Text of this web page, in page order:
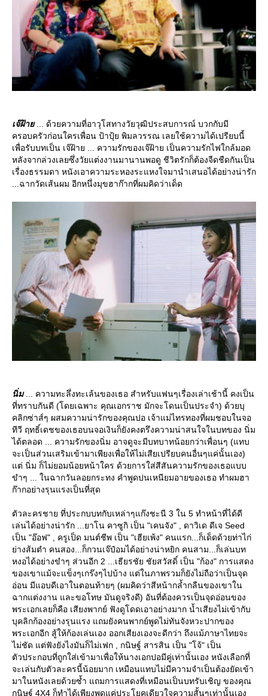
เจ๊ฝ้า... ด้วยความที่อาวุโสทางวัยวุฒิประสบการณ์ บวกกับมี
ครอบครัวก่อนใครเพื่อน ป้าปุ้ย พิมลวรรณ เลยใช้ความได้เปรียบนี้
เพื่อรับบทเป็น เจ๊ฝ้าย ... ความรักของเจ๊ฝ้าย เป็นความรักไฟใกล้มอด
หลังจากล่วงเลยซึ่งวัยแต่งงานมานานพอดู ชีวิตรักก็ต้องจืดชืดกันเป็น
เรื่องธรรมดา หนังเอาความระหองระแหงใจมานำเสนอได้อย่างน่ารัก
...ฉากวัดเส้นผม อีกหนึ่งมุขฮาก๊ากที่ผมคิดว่าเด็ด
นิ่ม... ความทะลึ่งทะเล้นของเธอ สำหรับแฟนๆเรื่องเล่าเช้านี้ คงเป็น
ที่ทราบกันดี (โดยเฉพาะ คุณเอกราช มักจะโดนเป็นประจำ) ด้วยบุ
คลิกซ่าส์ๆ ผสมความน่ารักของคุณปอ เจ้าแม่ไทรทองที่ผมชอบในจอ
ทีวี ฤทธิ์เดชของเธอบนจอเงินก็ยังคงตรึงความน่าสนใจในบทของ นิ่ม
ได้ตลอด ... ความรักของนิ่ม อาจดูจะมีบทบาทน้อยกว่าเพื่อนๆ (แทบ
จะเป็นส่วนเสริมเข้ามาเพียงเพื่อให้ไม่เสียเปรียบคนอื่นๆแค่นั้นเอง)
ต่ นิ่ม ก็ไม่ยอมน้อยหน้าใคร ด้วยการใส่สีสันความรักของเธอแบบ
ขำๆ ... ในฉากวันลอยกระทง คำพูดปนเหนียมอายของเธอ ทำผมฮา
ก๊ากอย่างรุนแรงเป็นที่สุด
ตัวละครชาย ที่ประกบบทกับเหล่าๆแก๊งชะนี 3 ใน 5 ทำหน้าที่ได้ดี
เล่นได้อย่างน่ารัก ...ยาโน คาซูกิ เป็น "เคนจัง" , ดาวิเด ดีเจ Seed
เป็น "อ๊อฟ" , ครูเป็ด มนต์ชีพ เป็น "เฮียเพ้ง" คนแรก...ก็เด็ดด้วยท่าไก่
่างส้มตำ คนสอง...ก็กวนเจ๊ป๋อมได้อย่างน่าหยิก คนสาม...ก็เล่นบท
หงอได้อย่างขำๆ ส่วนอีก 2 ...เธียรชัย ชัยสวัสดิ์ เป็น "ก้อง" การแสดง
ของเขาแม้จะแข็งๆเกร๊งๆไปบ้าง แต่ในภาพรวมก็ยังไม่ถือว่าเป็นจุด
อ่อน มีแอบดีเอาในตอนท้ายๆ (ผมคิดว่าสีหน้ากล้ำกลืนของเขาใน
ฉากแต่งงาน และขอโทษ มันดูจริงดี) อันที่ต้องควรเป็นจุดอ่อนของ
พระเอกเลยก็คือ เสียงพากย์ ฟังดูโดดเอาอย่างมาก น้ำเสียงไม่เข้ากับ
บุคลิกก้องอย่างรุนแรง แถมยังคนพากย์พูดไม่ทันจังหวะปากของ
พระเอกอีก สู้ให้ก้องเล่นเอง ออกเสียงเองจะดีกว่า ถึงแม้ภาษาไทยจะ
ไม่ชัด แต่ฟังยังไงมันก็ไม่เฟก , กนิษฐ์ สารสิน เป็น "โจ้" เป็น
ตัวประกอบที่ถูกใส่เข้ามาเพื่อให้นางเอกปอมีคู่เท่านั้นเอง หนังเลือกที่
จะเล่นกับตัวละครนี้น้อยมาก เหมือนแทบไม่มีความจำเป็นต้องยัดเข้า
มาในหนังเลยด้วยซ้ำ แถมการแสดงที่เหมือนเป็นบทรับเชิญ ของคุณ
กนิษฐ์ 4X4 ก็ทำได้เพียงพูดแค่ประโยคเดียวใจความสั้นๆเท่านั้นเอง